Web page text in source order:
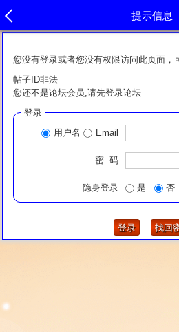
提示信息
您没有登录或者您没有权限访问此页面，
帖子ID非法
您还不是论坛会员,请先登录论坛
登录
用户名
Email
密 码
隐身登录 是 否